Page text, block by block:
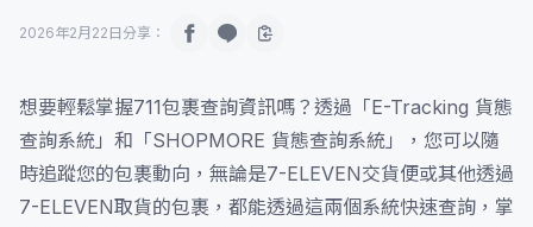
2026年2月22日 分享：
想要輕鬆掌握711包裹查詢資訊嗎？透過「E-Tracking 貨態
查詢系統」和「SHOPMORE 貨態查詢系統」，您可以隨
時追蹤您的包裹動向，無論是7-ELEVEN交貨便或其他透過
7-ELEVEN取貨的包裹，都能透過這兩個系統快速查詢，掌